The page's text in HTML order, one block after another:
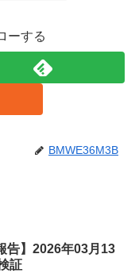
ーする
BMWE36M3B
告】2026年03月13
証